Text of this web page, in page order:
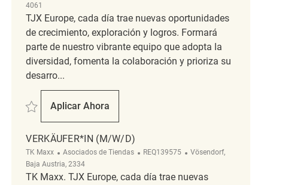
4061
TJX Europe, cada día trae nuevas oportunidades
de crecimiento, exploración y logros. Formará
parte de nuestro vibrante equipo que adopta la
diversidad, fomenta la colaboración y prioriza su
desarro...
Salvar Verkäufer*in (m/w/d) REQ142004
Aplicar Ahora
Verkäufer*in (m/w/d)
VERKÄUFER*IN (M/W/D)
TK Maxx Categoría
Asociados de Tiendas ReqId
REQ139575 Ubicación
Vösendorf,
Baja Austria, 2334
TK Maxx. TJX Europe, cada día trae nuevas